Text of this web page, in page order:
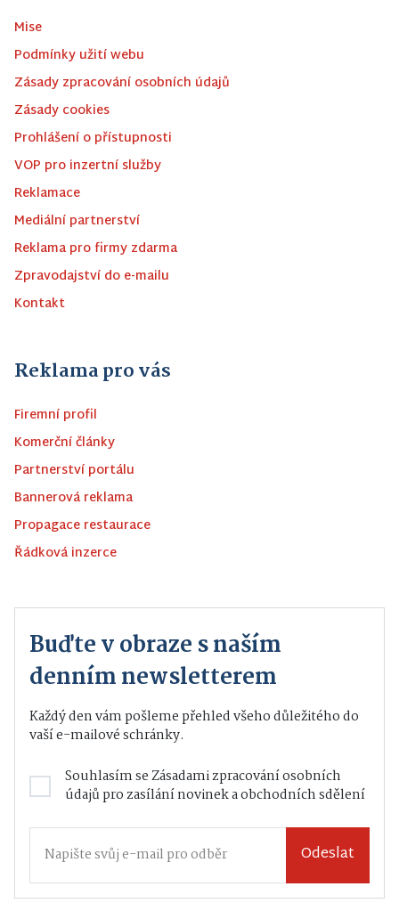
Mise
Podmínky užití webu
Zásady zpracování osobních údajů
Zásady cookies
Prohlášení o přístupnosti
VOP pro inzertní služby
Reklamace
Mediální partnerství
Reklama pro firmy zdarma
Zpravodajství do e-mailu
Kontakt
Reklama pro vás
Firemní profil
Komerční články
Partnerství portálu
Bannerová reklama
Propagace restaurace
Řádková inzerce
Buďte v obraze s naším
denním newsletterem
Každý den vám pošleme přehled všeho důležitého do
vaší e-mailové schránky.
Souhlasím seZásadami zpracování osobních
údajůpro zasílání novinek a obchodních sdělení
Odeslat